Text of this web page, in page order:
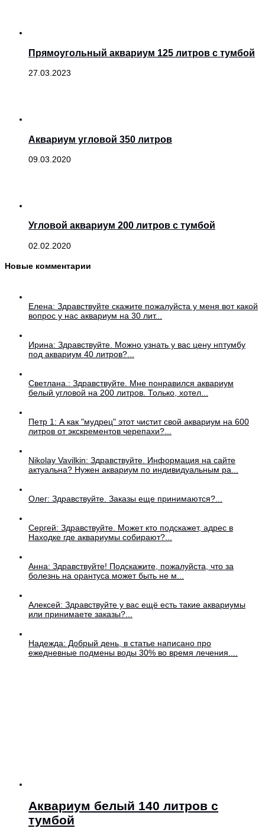
Прямоугольный аквариум 125 литров с тумбой
27.03.2023
Аквариум угловой 350 литров
09.03.2020
Угловой аквариум 200 литров с тумбой
02.02.2020
Новые комментарии
Елена: Здравствуйте скажите пожалуйста у меня вот какой
вопрос у нас аквариум на 30 лит...
Ирина: Здравствуйте. Можно узнать у вас цену нптумбу
под аквариум 40 литров?...
Светлана.: Здравствуйте. Мне понравился аквариум
белый угловой на 200 литров. Только, хотел...
Петр 1: А как "мудрец" этот чистит свой аквариум на 600
литров от экскрементов черепахи?...
Nikolay Vavilkin: Здравствуйте. Информация на сайте
актуальна? Нужен аквариум по индивидуальным ра...
Олег: Здравствуйте. Заказы еще принимаются?...
Сергей: Здравствуйте. Может кто подскажет, адрес в
Находке где аквариумы собирают?...
Анна: Здравствуйте! Подскажите, пожалуйста, что за
болезнь на орантуса может быть не м...
Алексей: Здравствуйте у вас ещё есть такие аквариумы
или принимаете заказы?...
Надежда: Добрый день, в статье написано про
ежедневные подмены воды 30% во время лечения....
Аквариум белый 140 литров с
тумбой